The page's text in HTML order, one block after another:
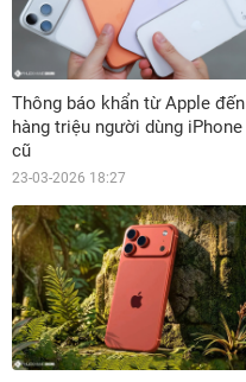
Thông báo khẩn từ Apple đến
hàng triệu người dùng iPhone
cũ
23-03-2026 18:27